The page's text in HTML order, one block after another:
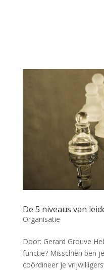
De 5 niveaus van
Organisatie
Door: Gerard Grouve
functie? Misschien ben
coördineer je